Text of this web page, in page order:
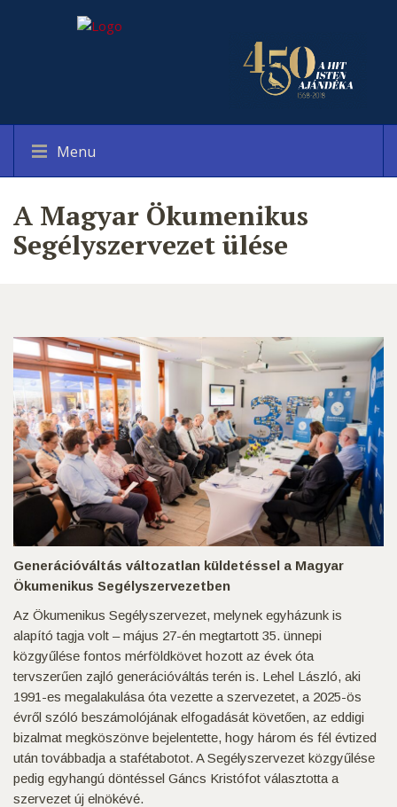
Menu
A Magyar Ökumenikus
Segélyszervezet ülése
Generációváltás változatlan küldetéssel a Magyar
Ökumenikus Segélyszervezetben
Az Ökumenikus Segélyszervezet, melynek egyházunk is
alapító tagja volt – május 27-én megtartott 35. ünnepi
közgyűlése fontos mérföldkövet hozott az évek óta
tervszerűen zajló generációváltás terén is. Lehel László, aki
1991-es megalakulása óta vezette a szervezetet, a 2025-ös
évről szóló beszámolójának elfogadását követően, az eddigi
bizalmat megköszönve bejelentette, hogy három és fél évtized
után továbbadja a stafétabotot. A Segélyszervezet közgyűlése
pedig egyhangú döntéssel Gáncs Kristófot választotta a
szervezet új elnökévé.